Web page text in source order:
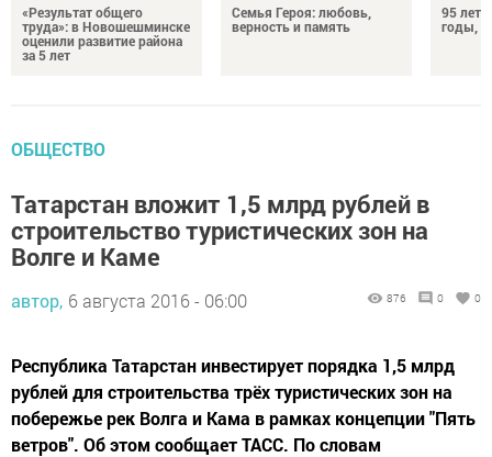
«Результат общего
труда»: в Новошешминске
оценили развитие района
за 5 лет
Семья Героя: любовь,
верность и память
95 лет
годы,
ОБЩЕСТВО
Татарстан вложит 1,5 млрд рублей в
строительство туристических зон на
Волге и Каме
автор, 6 августа 2016 - 06:00 876 0 0
Республика Татарстан инвестирует порядка 1,5 млрд
рублей для строительства трёх туристических зон на
побережье рек Волга и Кама в рамках концепции "Пять
ветров". Об этом сообщает ТАСС. По словам